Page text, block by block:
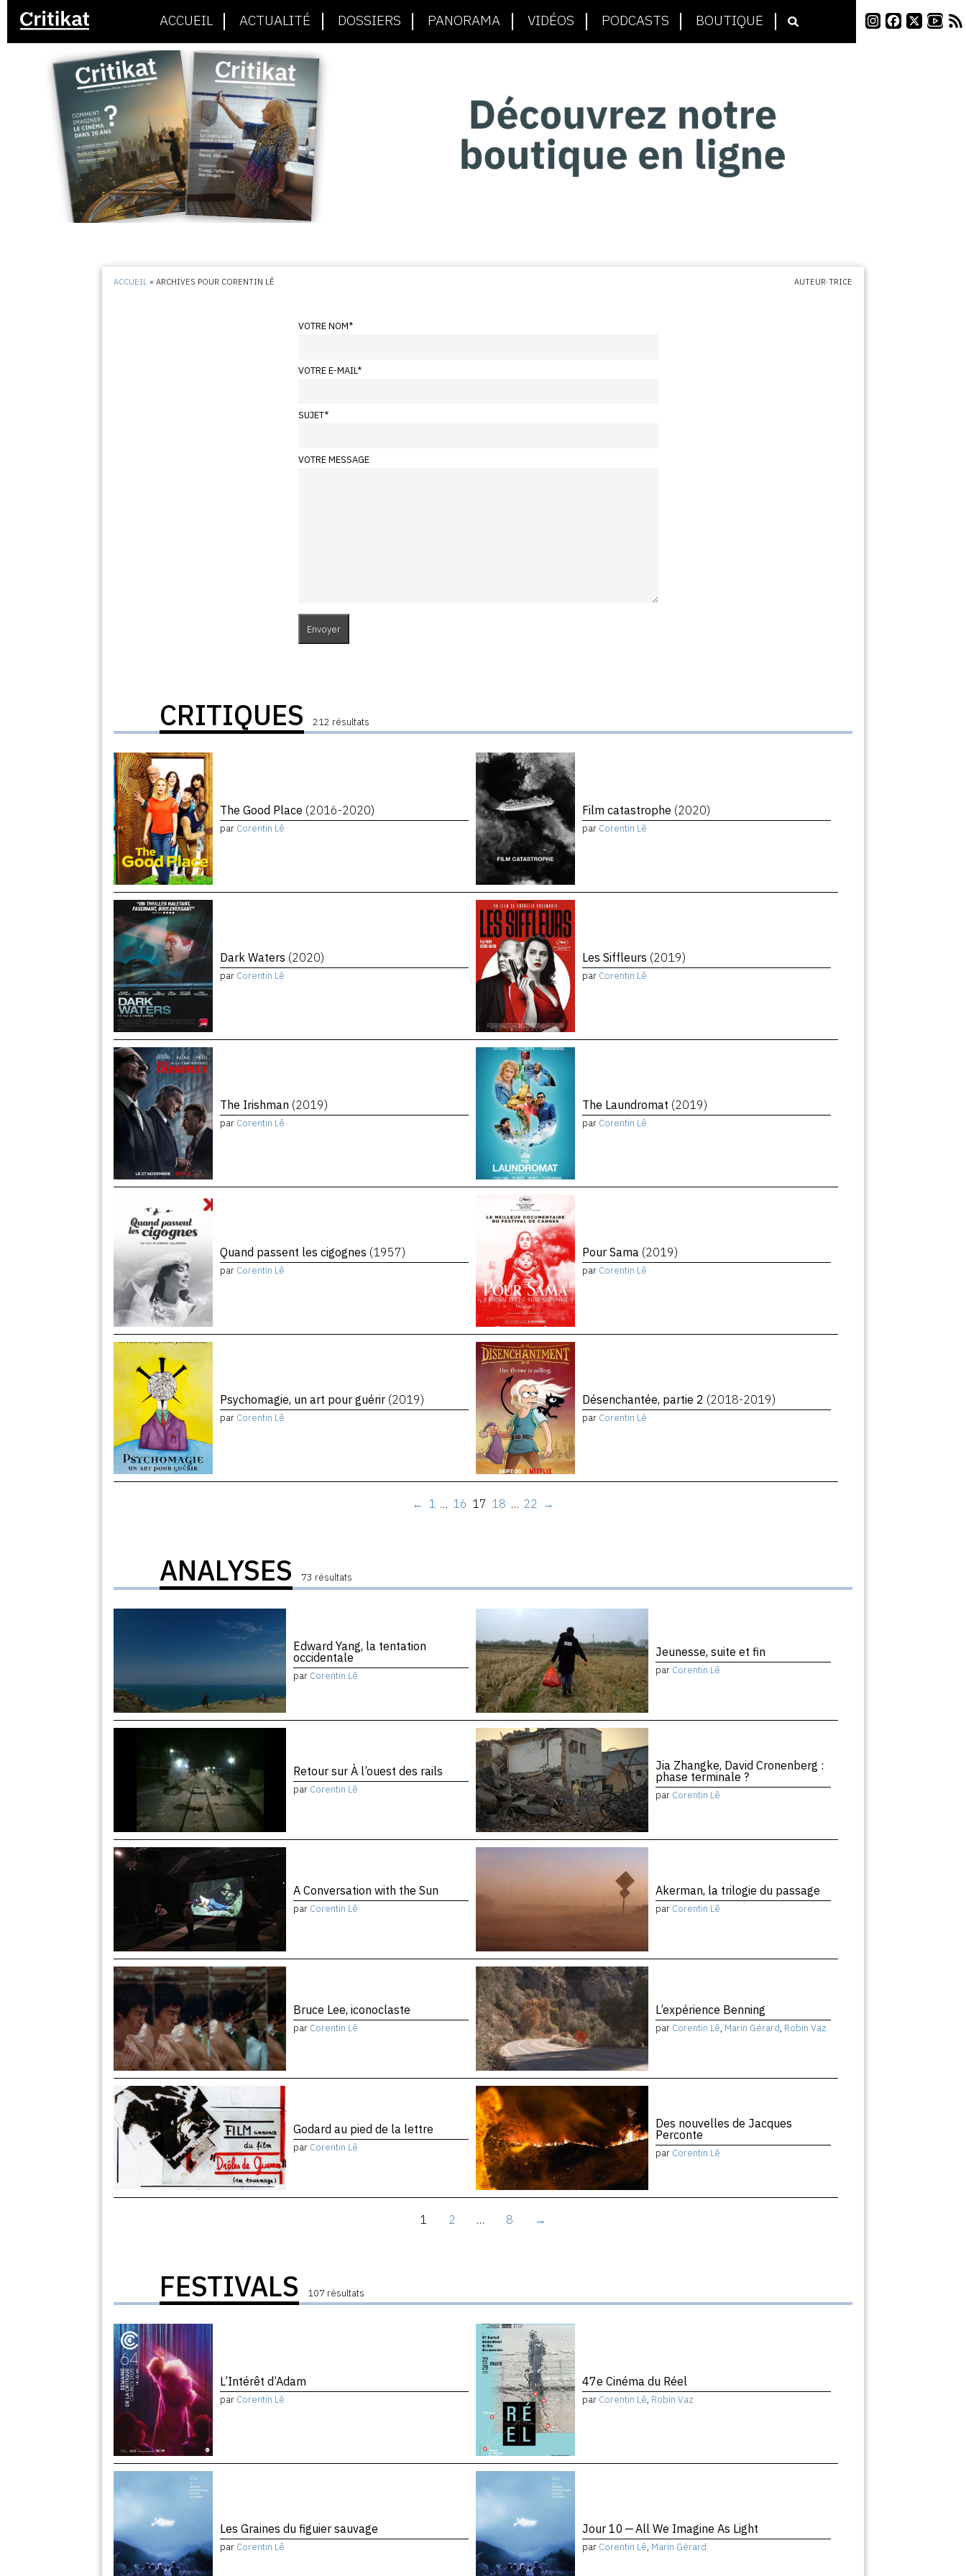
ACCUEIL ACTUALITÉ DOSSIERS PANORAMA VIDÉOS PODCASTS BOUTIQUE
ACCUEIL »ARCHIVES POUR CORENTIN LÊ AUTEUR·TRICE
VOTRE NOM*
VOTRE E-MAIL*
SUJET*
VOTRE MESSAGE
CRITIQUES 212 résultats
The Good Place (2016-2020)
par Corentin Lê
Film catastrophe (2020)
par Corentin Lê
Dark Waters (2020)
par Corentin Lê
Les Siffleurs (2019)
par Corentin Lê
The Irishman (2019)
par Corentin Lê
The Laundromat (2019)
par Corentin Lê
Quand passent les cigognes (1957)
par Corentin Lê
Pour Sama (2019)
par Corentin Lê
Psychomagie, un art pour guérir (2019)
par Corentin Lê
Désenchantée, partie 2 (2018-2019)
par Corentin Lê
← 1 … 16 17 18 … 22 →
ANALYSES 73 résultats
Edward Yang, la tentation
occidentale
par Corentin Lê
Jeunesse, suite et fin
par Corentin Lê
Retour sur À l’ouest des rails
par Corentin Lê
Jia Zhangke, David Cronenberg :
phase terminale ?
par Corentin Lê
A Conversation with the Sun
par Corentin Lê
Akerman, la trilogie du passage
par Corentin Lê
Bruce Lee, iconoclaste
par Corentin Lê
L’expérience Benning
par Corentin Lê, Marin Gérard, Robin Vaz
Godard au pied de la lettre
par Corentin Lê
Des nouvelles de Jacques
Perconte
par Corentin Lê
1 2 … 8 →
FESTIVALS 107 résultats
L’Intérêt d’Adam
par Corentin Lê
47e Cinéma du Réel
par Corentin Lê, Robin Vaz
Les Graines du figuier sauvage
par Corentin Lê
Jour 10 — All We Imagine As Light
par Corentin Lê, Marin Gérard